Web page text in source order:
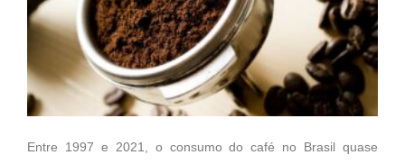
Entre 1997 e 2021, o consumo do café no Brasil quase